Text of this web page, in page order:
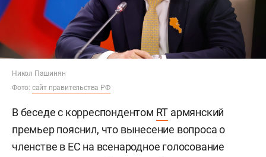
Никол Пашинян
Фото: сайт правительства РФ
В беседе с корреспондентом RT армянский
премьер пояснил, что вынесение вопроса о
членстве в ЕС на всенародное голосование